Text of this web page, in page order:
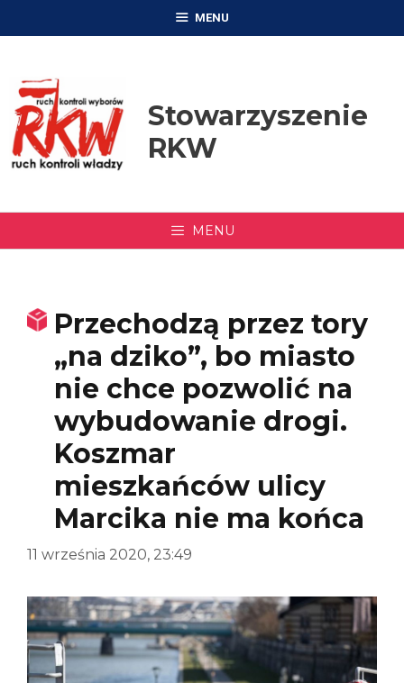
MENU
Stowarzyszenie
RKW
MENU
Przechodzą przez tory
„na dziko”, bo miasto
nie chce pozwolić na
wybudowanie drogi.
Koszmar
mieszkańców ulicy
Marcika nie ma końca
11 września 2020, 23:49